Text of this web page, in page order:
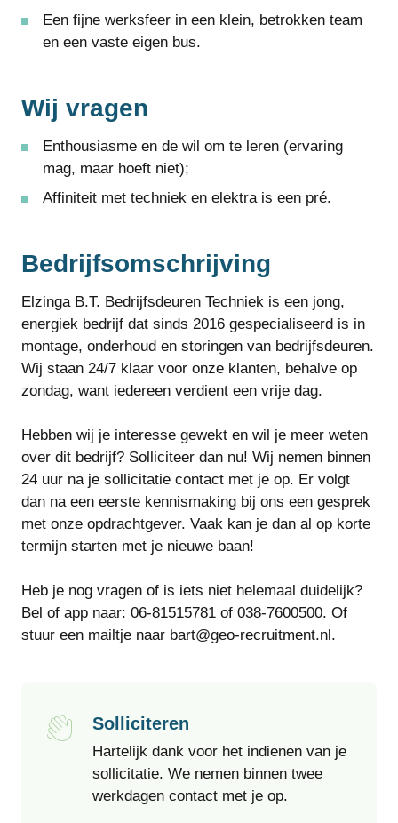
Een fijne werksfeer in een klein, betrokken team
en een vaste eigen bus.
Wij vragen
Enthousiasme en de wil om te leren (ervaring
mag, maar hoeft niet);
Affiniteit met techniek en elektra is een pré.
Bedrijfsomschrijving
Elzinga B.T. Bedrijfsdeuren Techniek is een jong,
energiek bedrijf dat sinds 2016 gespecialiseerd is in
montage, onderhoud en storingen van bedrijfsdeuren.
Wij staan 24/7 klaar voor onze klanten, behalve op
zondag, want iedereen verdient een vrije dag.
Hebben wij je interesse gewekt en wil je meer weten
over dit bedrijf? Solliciteer dan nu! Wij nemen binnen
24 uur na je sollicitatie contact met je op. Er volgt
dan na een eerste kennismaking bij ons een gesprek
met onze opdrachtgever. Vaak kan je dan al op korte
termijn starten met je nieuwe baan!
Heb je nog vragen of is iets niet helemaal duidelijk?
Bel of app naar: 06-81515781 of 038-7600500. Of
stuur een mailtje naar bart@geo-recruitment.nl.
Solliciteren
Hartelijk dank voor het indienen van je
sollicitatie. We nemen binnen twee
werkdagen contact met je op.